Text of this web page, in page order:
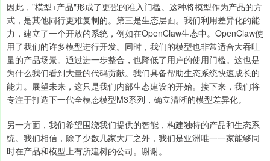
因此，"模型+产品"形成了更强的准入门槛。这种将模型作为产品的方
式，是其他同行更难复制的。第三是生态层面。我们利用差异化的能
力，建立了一个开放的系统，例如在OpenClaw生态中。OpenClaw使
用了我们的许多模型进行开发。同时，我们的模型也非常适合大吞吐
量的产品场景。通过进一步整合，也降低了用户的使用门槛。这也是
为什么我们看到大量的代码贡献。我们具备帮助生态系统快速成长的
能力。展望未来，这只是我们内部生态建设的开始。接下来，我们将
专注于打造下一代全模态模型M3系列，确立清晰的模型差异化。
另一方面，我们希望围绕我们提供的智能，构建独特的产品和生态系
统。我们相信，除了少数几家大厂之外，我们是亚洲唯一一家能够同
时在产品和模型上有所建树的公司。谢谢。